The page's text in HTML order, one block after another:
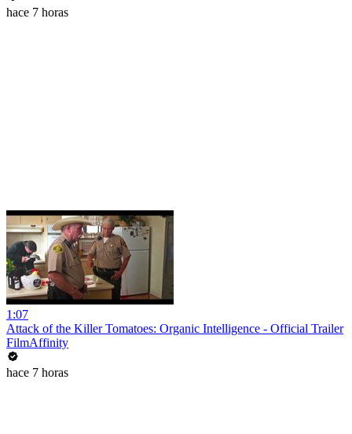
hace 7 horas
1:07
Attack of the Killer Tomatoes: Organic Intelligence - Official Trailer
FilmAffinity
hace 7 horas